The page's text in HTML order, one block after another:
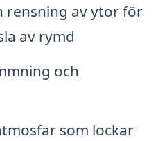
rensning av ytor för
av rymd
och
som lockar